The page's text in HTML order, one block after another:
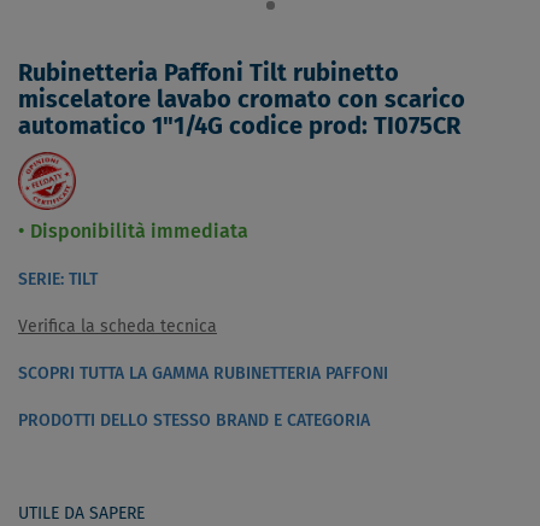
Rubinetteria Paffoni Tilt rubinetto
miscelatore lavabo cromato con scarico
automatico 1"1/4G codice prod: TI075CR
Disponibilità immediata
SERIE: TILT
Verifica la scheda tecnica
SCOPRI TUTTA LA GAMMA RUBINETTERIA PAFFONI
PRODOTTI DELLO STESSO BRAND E CATEGORIA
UTILE DA SAPERE